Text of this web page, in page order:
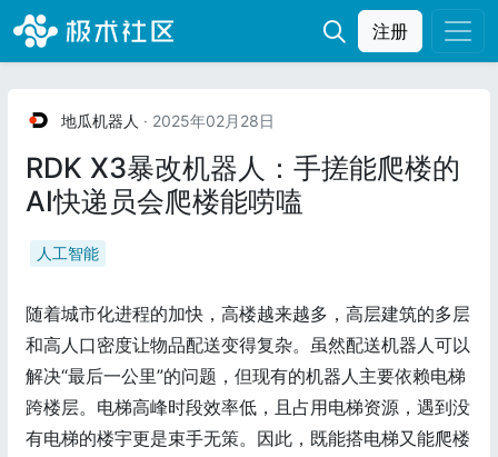
注册
地瓜机器人 · 2025年02月28日
RDK X3暴改机器人：手搓能爬楼的
AI快递员会爬楼能唠嗑
人工智能
随着城市化进程的加快，高楼越来越多，高层建筑的多层
和高人口密度让物品配送变得复杂。虽然配送机器人可以
解决“最后一公里”的问题，但现有的机器人主要依赖电梯
跨楼层。电梯高峰时段效率低，且占用电梯资源，遇到没
有电梯的楼宇更是束手无策。因此，既能搭电梯又能爬楼